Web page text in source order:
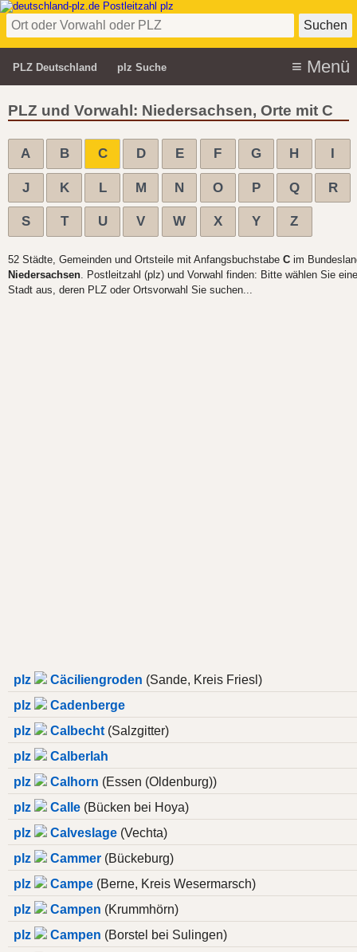
PLZ Deutschland plz Suche
PLZ und Vorwahl: Niedersachsen, Orte mit C
A B C D E F G H I
J K L M N O P Q R
S T U V W X Y Z
52 Städte, Gemeinden und Ortsteile mit Anfangsbuchstabe C im
Niedersachsen . Postleitzahl (plz) und Vorwahl finden: Bitte wählen Sie eine
Stadt aus, deren PLZ oder Ortsvorwahl Sie suchen...
plz Cäciliengroden (Sande, Kreis Friesl)
plz
Cadenberge
plz
Calbecht (Salzgitter)
plz
Calberlah
plz
Calhorn (Essen (Oldenburg))
plz
Calle (Bücken bei Hoya)
plz
Calveslage (Vechta)
plz
Cammer (Bückeburg)
plz
Campe (Berne, Kreis Wesermarsch)
plz
Campen (Krummhörn)
plz
Campen (Borstel bei Sulingen)